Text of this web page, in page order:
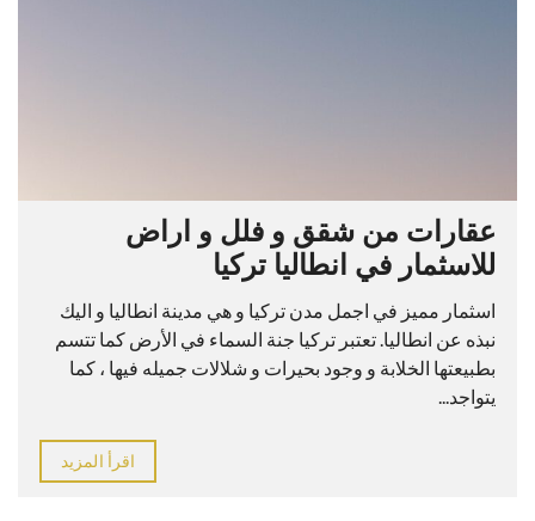
عقارات من شقق و فلل و اراض
للاسثمار في انطاليا تركيا
اسثمار مميز في اجمل مدن تركيا و هي مدينة انطاليا و اليك
نبذه عن انطاليا. تعتبر تركيا جنة السماء في الأرض كما تتسم
بطبيعتها الخلابة و وجود بحيرات و شلالات جميله فيها ، كما
يتواجد...
اقرأ المزيد